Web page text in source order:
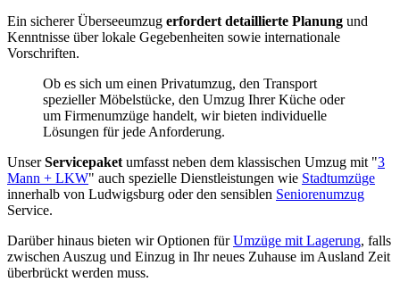
Ein sicherer Überseeumzug erfordert detaillierte Planung und
Kenntnisse über lokale Gegebenheiten sowie internationale
Vorschriften.
Ob es sich um einen Privatumzug, den Transport
spezieller Möbelstücke, den Umzug Ihrer Küche oder
um Firmenumzüge handelt, wir bieten individuelle
Lösungen für jede Anforderung.
UnserServicepaket umfasst neben dem klassischen Umzug mit "3
Mann + LKW" auch spezielle Dienstleistungen wie Stadtumzüge
innerhalb von Ludwigsburg oder den sensiblen Seniorenumzug
Service.
Darüber hinaus bieten wir Optionen fürUmzüge mit Lagerung, falls
zwischen Auszug und Einzug in Ihr neues Zuhause im Ausland Zeit
überbrückt werden muss.